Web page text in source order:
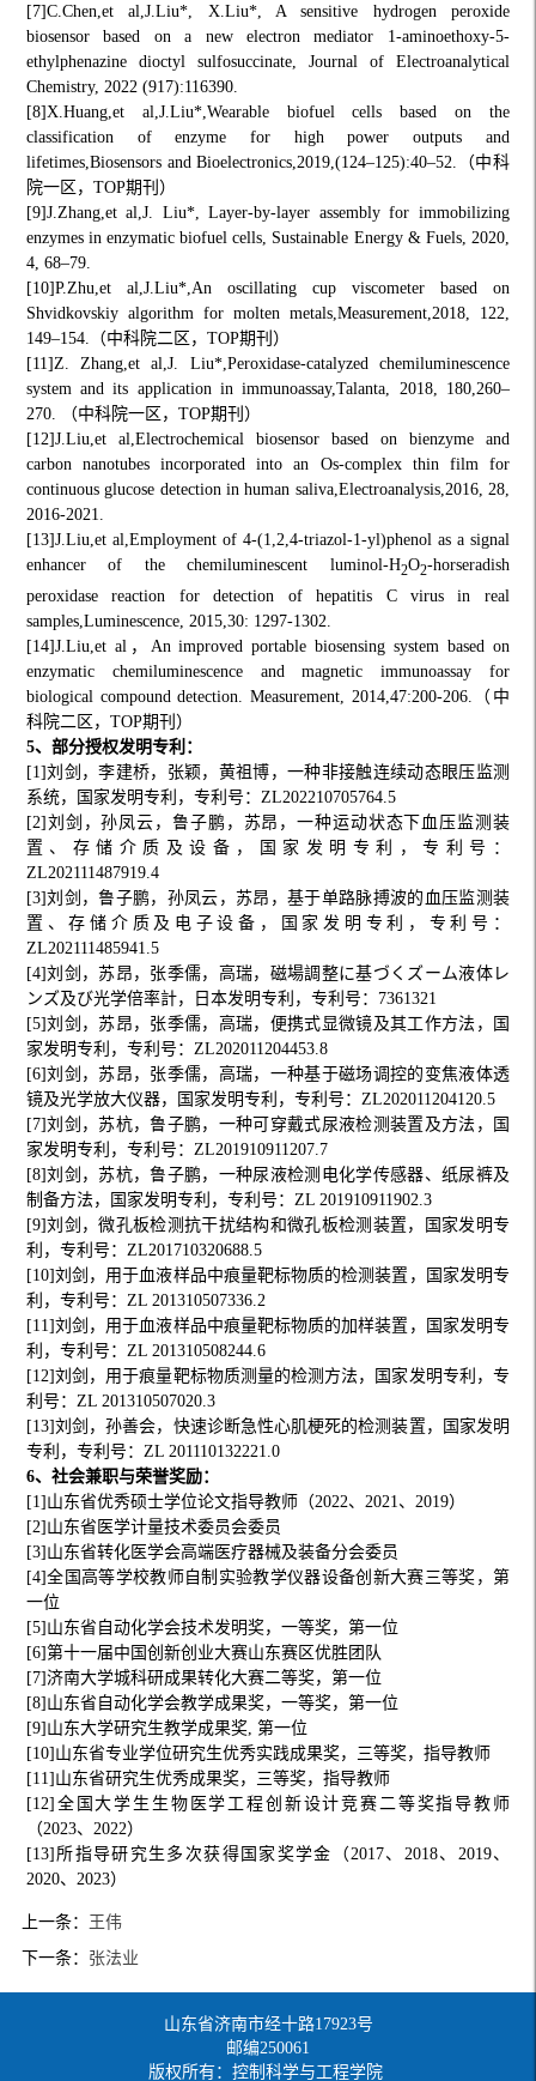
[7]C.Chen,et al,J.Liu*, X.Liu*, A sensitive hydrogen peroxide
biosensor based on a new electron mediator 1-aminoethoxy-5-
ethylphenazine dioctyl sulfosuccinate, Journal of Electroanalytical
Chemistry, 2022 (917):116390.
[8]X.Huang,et al,J.Liu*,Wearable biofuel cells based on the
classification of enzyme for high power outputs and
lifetimes,Biosensors and Bioelectronics,2019,(124–125):40–52.（中科
院一区，TOP期刊）
[9]J.Zhang,et al,J. Liu*, Layer-by-layer assembly for immobilizing
enzymes in enzymatic biofuel cells, Sustainable Energy & Fuels, 2020,
4, 68–79.
[10]P.Zhu,et al,J.Liu*,An oscillating cup viscometer based on
Shvidkovskiy algorithm for molten metals,Measurement,2018, 122,
149–154.（中科院二区，TOP期刊）
[11]Z. Zhang,et al,J. Liu*,Peroxidase-catalyzed chemiluminescence
system and its application in immunoassay,Talanta, 2018, 180,260–
270. （中科院一区，TOP期刊）
[12]J.Liu,et al,Electrochemical biosensor based on bienzyme and
carbon nanotubes incorporated into an Os-complex thin film for
continuous glucose detection in human saliva,Electroanalysis,2016, 28,
2016-2021.
[13]J.Liu,et al,Employment of 4-(1,2,4-triazol-1-yl)phenol as a signal
enhancer of the chemiluminescent luminol-H2O2-horseradish
peroxidase reaction for detection of hepatitis C virus in real
samples,Luminescence, 2015,30: 1297-1302.
[14]J.Liu,et al，An improved portable biosensing system based on
enzymatic chemiluminescence and magnetic immunoassay for
biological compound detection. Measurement, 2014,47:200-206.（中
科院二区，TOP期刊）
5、部分授权发明专利：
[1]刘剑，李建桥，张颖，黄祖博，一种非接触连续动态眼压监测
系统，国家发明专利，专利号：ZL202210705764.5
[2]刘剑，孙凤云，鲁子鹏，苏昂，一种运动状态下血压监测装
置、存储介质及设备，国家发明专利，专利号：
ZL202111487919.4
[3]刘剑，鲁子鹏，孙凤云，苏昂，基于单路脉搏波的血压监测装
置、存储介质及电子设备，国家发明专利，专利号：
ZL202111485941.5
[4]刘剑，苏昂，张季儒，高瑞，磁場調整に基づくズーム液体レ
ンズ及び光学倍率計，日本发明专利，专利号：7361321
[5]刘剑，苏昂，张季儒，高瑞，便携式显微镜及其工作方法，国
家发明专利，专利号：ZL202011204453.8
[6]刘剑，苏昂，张季儒，高瑞，一种基于磁场调控的变焦液体透
镜及光学放大仪器，国家发明专利，专利号：ZL202011204120.5
[7]刘剑，苏杭，鲁子鹏，一种可穿戴式尿液检测装置及方法，国
家发明专利，专利号：ZL201910911207.7
[8]刘剑，苏杭，鲁子鹏，一种尿液检测电化学传感器、纸尿裤及
制备方法，国家发明专利，专利号：ZL 201910911902.3
[9]刘剑，微孔板检测抗干扰结构和微孔板检测装置，国家发明专
利，专利号：ZL201710320688.5
[10]刘剑，用于血液样品中痕量靶标物质的检测装置，国家发明专
利，专利号：ZL 201310507336.2
[11]刘剑，用于血液样品中痕量靶标物质的加样装置，国家发明专
利，专利号：ZL 201310508244.6
[12]刘剑，用于痕量靶标物质测量的检测方法，国家发明专利，专
利号：ZL 201310507020.3
[13]刘剑，孙善会，快速诊断急性心肌梗死的检测装置，国家发明
专利，专利号：ZL 201110132221.0
6、社会兼职与荣誉奖励：
[1]山东省优秀硕士学位论文指导教师（2022、2021、2019）
[2]山东省医学计量技术委员会委员
[3]山东省转化医学会高端医疗器械及装备分会委员
[4]全国高等学校教师自制实验教学仪器设备创新大赛三等奖，第
一位
[5]山东省自动化学会技术发明奖，一等奖，第一位
[6]第十一届中国创新创业大赛山东赛区优胜团队
[7]济南大学城科研成果转化大赛二等奖，第一位
[8]山东省自动化学会教学成果奖，一等奖，第一位
[9]山东大学研究生教学成果奖, 第一位
[10]山东省专业学位研究生优秀实践成果奖，三等奖，指导教师
[11]山东省研究生优秀成果奖，三等奖，指导教师
[12]全国大学生生物医学工程创新设计竞赛二等奖指导教师
（2023、2022）
[13]所指导研究生多次获得国家奖学金（2017、2018、2019、
2020、2023）
上一条： 王伟
下一条： 张法业
山东省济南市经十路17923号
邮编250061
版权所有：控制科学与工程学院